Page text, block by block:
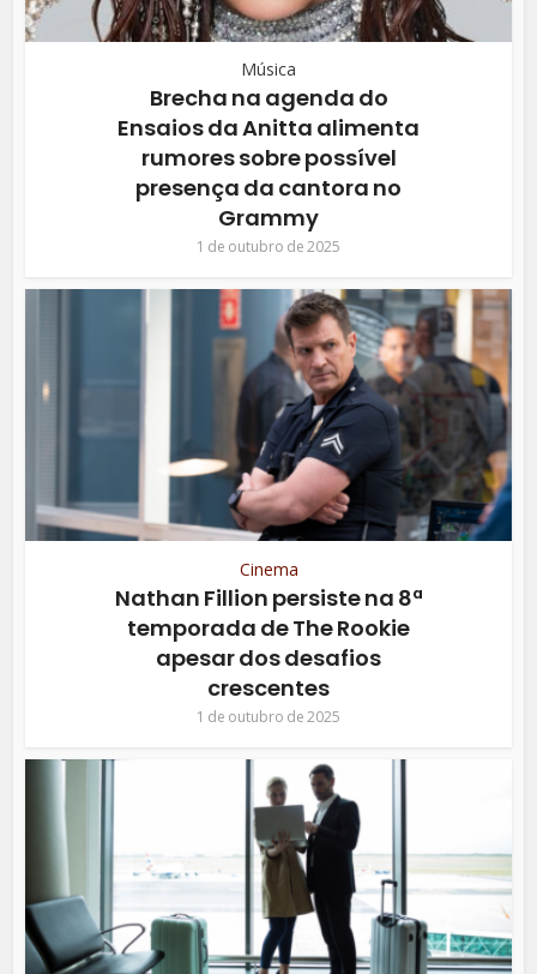
Música
Brecha na agenda do
Ensaios da Anitta alimenta
rumores sobre possível
presença da cantora no
Grammy
1 de outubro de 2025
Cinema
Nathan Fillion persiste na 8ª
temporada de The Rookie
apesar dos desafios
crescentes
1 de outubro de 2025